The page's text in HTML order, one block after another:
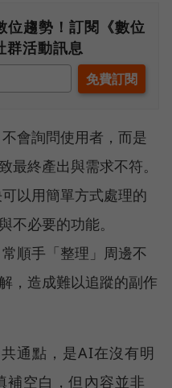
趨勢！訂閱《數位
群活動訊息
會詢問使用者，而是
最終產出與需求不符。
以用簡單方式處理的
不必要的功能。
順手「整理」周邊不
，造成難以追蹤的副作
通點，是AI在沒有明
補空白，但內容並非